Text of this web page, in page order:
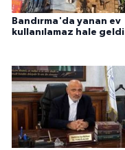
Bandırma'da yanan ev
kullanılamaz hale geldi